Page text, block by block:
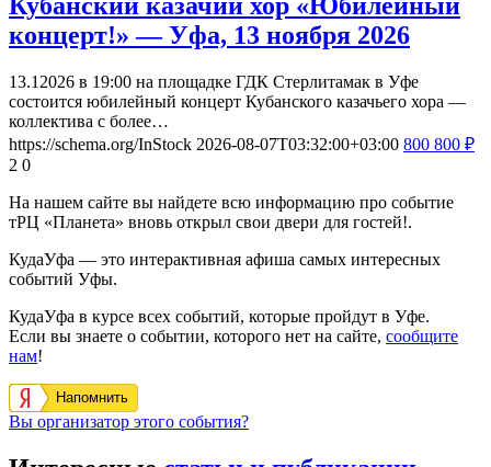
Кубанский казачий хор «Юбилейный
концерт!» — Уфа, 13 ноября 2026
13.12026 в 19:00 на площадке ГДК Стерлитамак в Уфе
состоится юбилейный концерт Кубанского казачьего хора —
коллектива с более…
https://schema.org/InStock 2026-08-07T03:32:00+03:00 800 800 ₽
2 0
На нашем сайте вы найдете всю информацию про событие
тРЦ «Планета» вновь открыл свои двери для гостей!.
КудаУфа — это интерактивная афиша самых интересных
событий Уфы.
КудаУфа в курсе всех событий, которые пройдут в Уфе.
Если вы знаете о событии, которого нет на сайте, сообщите
нам!
Напомнить
Вы организатор этого события?